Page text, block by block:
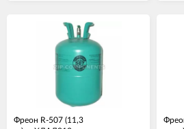
Фреон R-507 (11,3